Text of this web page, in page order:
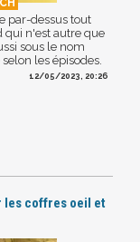
par-dessus tout
qui n'est autre que
sous le nom
les épisodes.
12/05/2023, 20:26
les coffres oeil et